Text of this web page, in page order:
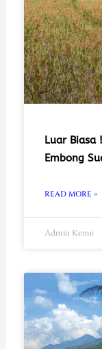
Luar Biasa
Embong
READ MORE »
Admin Keme